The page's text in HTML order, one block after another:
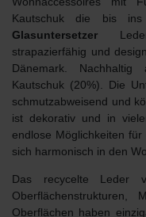
Kautschuk die bis ins
Glasuntersetzer
strapazierfähig und
Dänemark.
Kautschuk (20%). Die
schmutzabweisend und
ist dekorativ und in
endlose Möglichkeiten
sich harmonisch in den
Das recycelte Leder
Oberflächen haben